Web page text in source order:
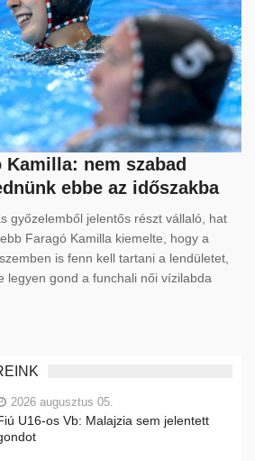
Kamilla: nem szabad
ebbe az időszakba
győzelemből jelentős részt vállaló, hat
Faragó Kamilla kiemelte, hogy a
is fenn kell tartani a lendületet,
legyen gond a funchali női vízilabda
2026 augusztus 05.
U16-os Vb: Malajzia sem jelentett